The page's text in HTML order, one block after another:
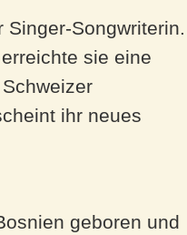
Songwriterin.
sie eine
ihr neues
geboren und